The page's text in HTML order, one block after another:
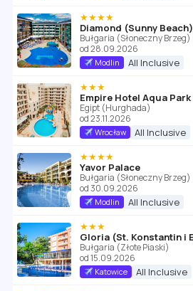
★★★★
Diamond (Sunny Beach)
Bułgaria (Słoneczny Brzeg)
od 28.09.2026
Modlin All Inclusive
★★★
Egipt (Hurghada)
od 23.11.2026
Wrocław All Inclusive
★★★★
Yavor Palace
Bułgaria (Słoneczny Brzeg)
od 30.09.2026
Modlin All Inclusive
★★★
Bułgaria (Złote Piaski)
od 15.09.2026
Katowice All Inclusive